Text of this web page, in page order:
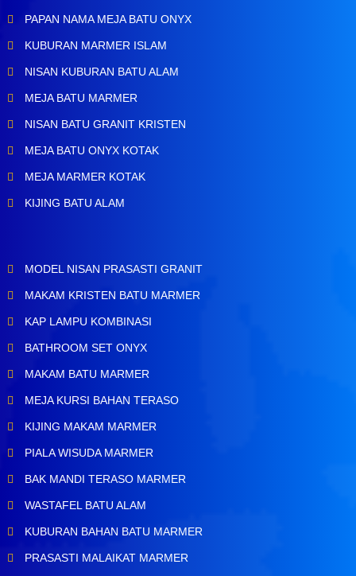
PAPAN NAMA MEJA BATU ONYX
KUBURAN MARMER ISLAM
NISAN KUBURAN BATU ALAM
MEJA BATU MARMER
NISAN BATU GRANIT KRISTEN
MEJA BATU ONYX KOTAK
MEJA MARMER KOTAK
KIJING BATU ALAM
MODEL NISAN PRASASTI GRANIT
MAKAM KRISTEN BATU MARMER
KAP LAMPU KOMBINASI
BATHROOM SET ONYX
MAKAM BATU MARMER
MEJA KURSI BAHAN TERASO
KIJING MAKAM MARMER
PIALA WISUDA MARMER
BAK MANDI TERASO MARMER
WASTAFEL BATU ALAM
KUBURAN BAHAN BATU MARMER
PRASASTI MALAIKAT MARMER